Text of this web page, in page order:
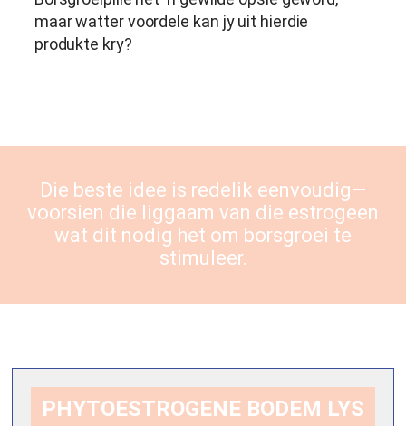
maar watter voordele kan jy uit hierdie
produkte kry?
Die beste idee is redelik eenvoudig—
voorsien die liggaam van die estrogeen
wat dit nodig het om borsgroei te
stimuleer.
PHYTOESTROGENE BODEM LYS